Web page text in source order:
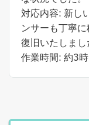
対応内容: 新し
ンサーも丁寧
復旧いたしまし
作業時間: 約3